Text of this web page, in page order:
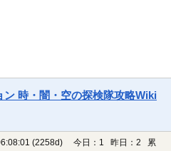
時・闇・空の探検隊攻略Wiki
(2258d)
今日：1 昨日：2 累